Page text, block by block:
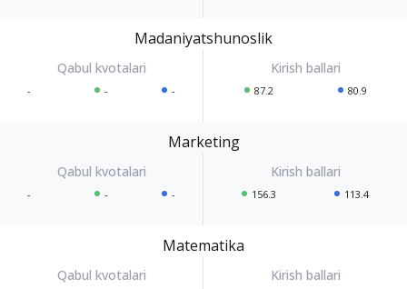
Madaniyatshunoslik
- - - 87.2 80.9
Marketing
- - - 156.3 113.4
Matematika